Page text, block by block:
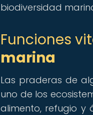
biodiversidad
Funciones
marina
Las praderas de
uno de los
alimento, refugio y